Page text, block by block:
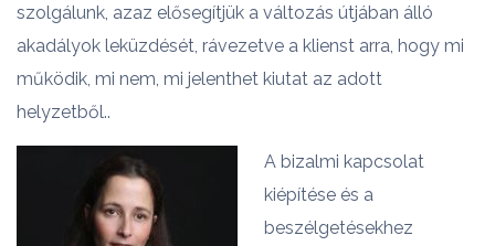
szolgálunk, azaz elősegítjük a változás útjában álló
akadályok leküzdését, rávezetve a klienst arra, hogy mi
működik, mi nem, mi jelenthet kiutat az adott
helyzetből..
A bizalmi kapcsolat
kiépítése és a
beszélgetésekhez